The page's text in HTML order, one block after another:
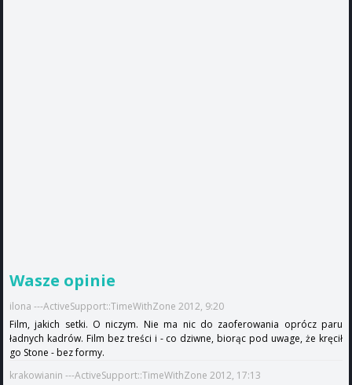
Wasze opinie
ilona ---ActiveSupport::TimeWithZone 2012, 9:20
Film, jakich setki. O niczym. Nie ma nic do zaoferowania oprócz paru
ładnych kadrów. Film bez treści i - co dziwne, biorąc pod uwage, że kręcił
go Stone - bez formy.
krakowianin ---ActiveSupport::TimeWithZone 2012, 17:13